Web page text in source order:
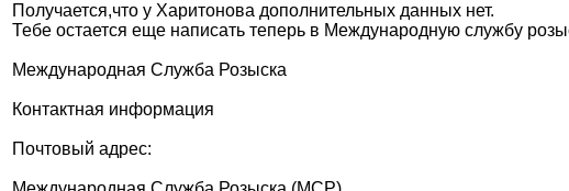
Получается,что у Харитонова дополнительных данных нет.
Тебе остается еще написать теперь в Международную службу
Международная Служба Розыска
Контактная информация
Почтовый адрес: